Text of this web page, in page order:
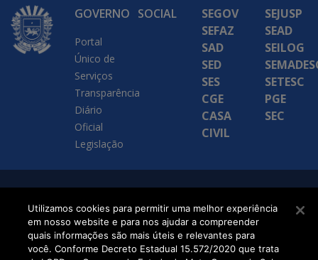
GOVERNO
Portal
Único de
Serviços
Transparência
Diário
Oficial
Legislação
SOCIAL
SEGOV
SEFAZ
SAD
SED
SES
CGE
CASA
CIVIL
SEJUSP
SEAD
SEILOG
SETESC
PGE
SEC
Executiva de
Transformação Digital
Utilizamos cookies para permitir uma melhor experiência
em nosso website e para nos ajudar a compreender
quais informações são mais úteis e relevantes para
você. Conforme Decreto Estadual 15.572/2020 que trata